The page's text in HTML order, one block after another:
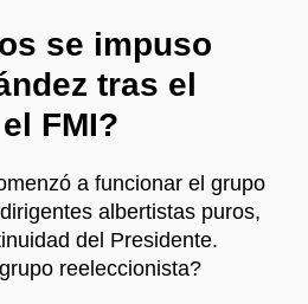
se impuso
tras el
FMI?
a funcionar el grupo
albertistas puros,
del Presidente.
reeleccionista?